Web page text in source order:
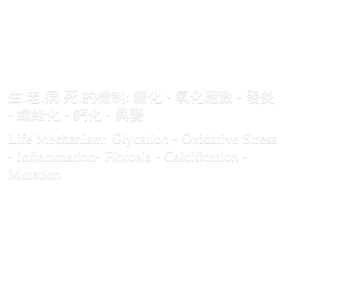
生.老.病.死.的機制: 糖化 • 氧化應激 • 發炎
• 纖維化 • 鈣化 • 異變
Life Mechanism: Glycation • Oxidative Stress
• Inflammation• Fibrosis • Calcification •
Mutation